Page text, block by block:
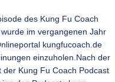
des Kung Fu Coach
im vergangenen Jahr
kungfucoach.de
einzuholen.Nach der
Kung Fu Coach Podcast